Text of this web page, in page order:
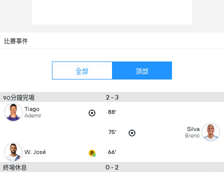
比賽事件
全部 頂部
90分鐘完場 2 - 3
Tiago
Ademir 88'
75' Silva
Breno
W. José 66'
終場休息 0 - 2